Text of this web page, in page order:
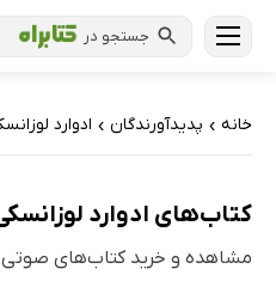
جستجو در
خانه › پدیدآورندگان › ادوارد
کتاب‌های ادوارد
مشاهده و خرید کتاب‌های صوتی و